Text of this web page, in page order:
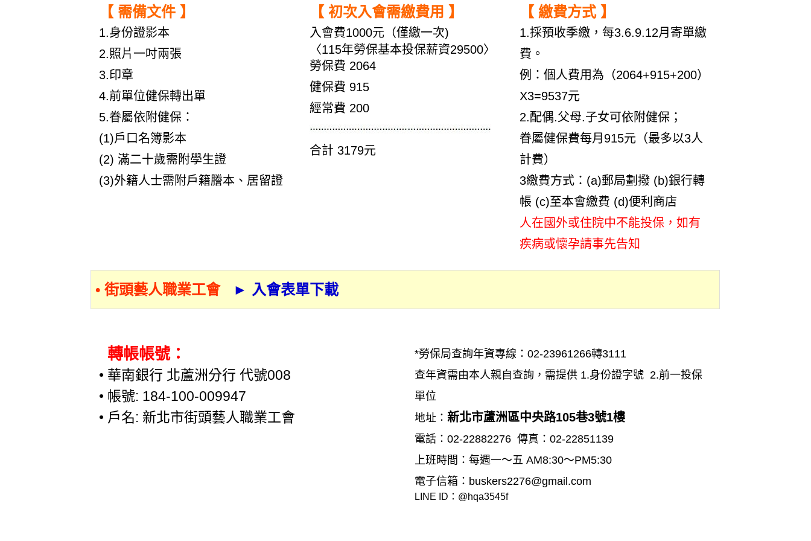
【 需備文件 】
1.身份證影本
2.照片一吋兩張
3.印章
4.前單位健保轉出單
5.眷屬依附健保：
(1)戶口名簿影本
(2) 滿二十歲需附學生證
(3)外籍人士需附戶籍謄本、居留證
【 初次入會需繳費用 】
入會費1000元（僅繳一次)
〈115年勞保基本投保薪資29500〉
勞保費 2064
健保費 915
經常費 200
合計 3179元
【 繳費方式 】
1.採預收季繳，每3.6.9.12月寄單繳
費。
例：個人費用為（2064+915+200）
X3=9537元
2.配偶.父母.子女可依附健保；
眷屬健保費每月915元（最多以3人
計費）
3繳費方式：(a)郵局劃撥 (b)銀行轉
帳 (c)至本會繳費 (d)便利商店
人在國外或住院中不能投保，如有
疾病或懷孕請事先告知
• 街頭藝人職業工會 ► 入會表單下載
轉帳帳號：
• 華南銀行 北蘆洲分行 代號008
• 帳號: 184-100-009947
• 戶名: 新北市街頭藝人職業工會
*勞保局查詢年資專線：02-23961266轉3111
查年資需由本人親自查詢，需提供 1.身份證字號 2.前一投保
單位
地址： 新北市蘆洲區中央路105巷3號1樓
電話：02-22882276 傳真：02-22851139
上班時間：每週一～五 AM8:30～PM5:30
電子信箱：buskers2276@gmail.com
LINE ID：@hqa3545f